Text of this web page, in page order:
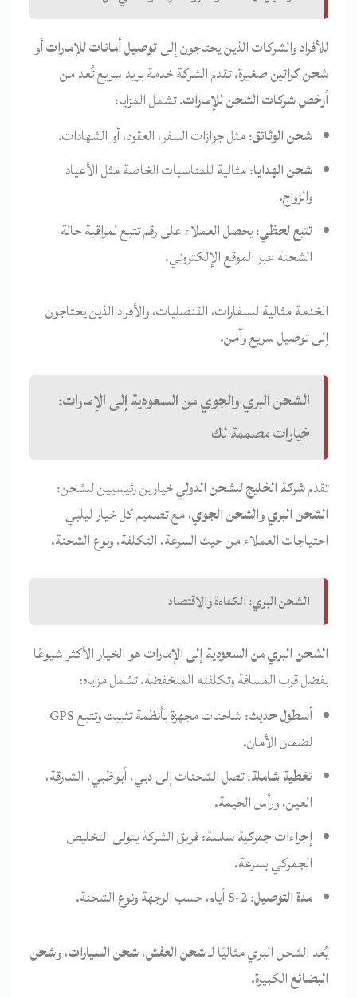
للأفراد والشركات الذين يحتاجون إلىتوصيل أمانات للإماراتأو
شحن كراتينصغيرة، تقدم الشركة خدمة بريد سريع تُعد من
أرخص شركات الشحن للإمارات. تشمل المزايا:
شحن الوثائق: مثل جوازات السفر، العقود، أو الشهادات.
شحن الهدايا: مثالية للمناسبات الخاصة مثل الأعياد
والزواج.
تتبع لحظي: يحصل العملاء على رقم تتبع لمراقبة حالة
الشحنة عبر الموقع الإلكتروني.
الخدمة مثالية للسفارات، القنصليات، والأفراد الذين يحتاجون
إلى توصيل سريع وآمن.
الشحن البري والجوي من السعودية إلى الإمارات:
خيارات مصممة لك
تقدمشركة الخليج للشحن الدوليخيارين رئيسيين للشحن:
الشحن البريوالشحن الجوي، مع تصميم كل خيار ليلبي
احتياجات العملاء من حيث السرعة، التكلفة، ونوع الشحنة.
الشحن البري: الكفاءة والاقتصاد
الشحن البري من السعودية إلى الإماراتهو الخيار الأكثر شيوعًا
بفضل قرب المسافة وتكلفته المنخفضة. تشمل مزاياه:
أسطول حديث
: شاحنات مجهزة بأنظمة تثبيت وتتبع GPS
لضمان الأمان.
تغطية شاملة: تصل الشحنات إلى دبي، أبوظبي، الشارقة،
العين، ورأس الخيمة.
إجراءات جمركية سلسة: فريق الشركة يتولى التخليص
الجمركي بسرعة.
مدة التوصيل: 2-5 أيام، حسب الوجهة ونوع الشحنة.
يُعد الشحن البري مثاليًا لـشحن العفش،شحن السيارات، وشحن
البضائعالكبيرة.